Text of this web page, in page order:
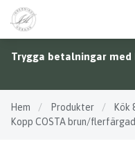
Trygga betalningar med
Hem / Produkter / Kök
Kopp COSTA brun/